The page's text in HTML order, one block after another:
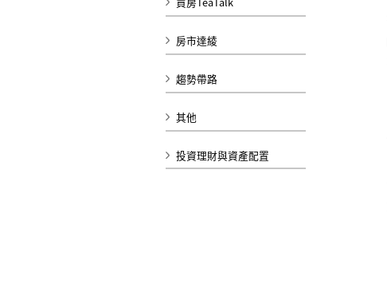
房市達綾
趨勢帶路
其他
投資理財與資產配置